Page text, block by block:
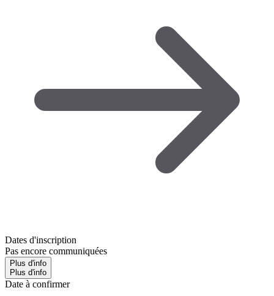
Dates d'inscription
Pas encore communiquées
Plus d'info
Plus d'info
Date à confirmer